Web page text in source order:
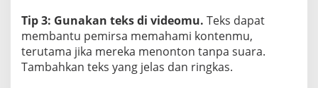
Tip 3: Gunakan teks di videomu. Teks dapat
membantu pemirsa memahami kontenmu,
terutama jika mereka menonton tanpa suara.
Tambahkan teks yang jelas dan ringkas.